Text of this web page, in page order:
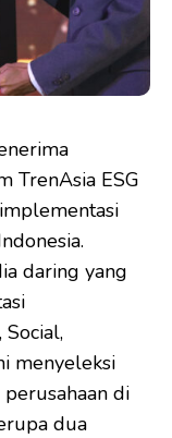
TrenAsia ESG
daring yang
menyeleksi
di
dua